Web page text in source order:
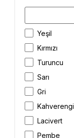
Yeşil
Kırmızı
Turuncu
Sarı
Gri
Kahverengi
Lacivert
Pembe